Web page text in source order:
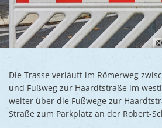
©
Die Trasse verläuft im Römerweg
und Fußweg zur Haardtstraße im
weiter über die Fußwege zur
Straße zum Parkplatz an der Robert-